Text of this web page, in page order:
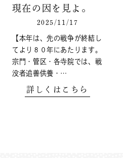
現在の因を見よ。
2025/11/17
【本年は、先の戦争が終結し
てより８０年にあたります。
宗門・管区・各寺院では、戦
没者追善供養・…
詳しくはこちら